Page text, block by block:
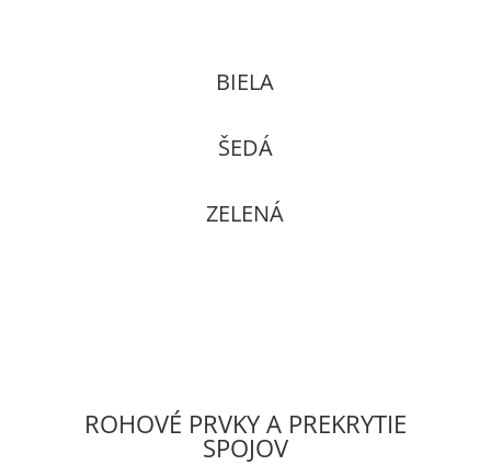
BIELA
ŠEDÁ
ZELENÁ
ROHOVÉ PRVKY A PREKRYTIE
SPOJOV